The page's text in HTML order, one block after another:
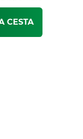
CESTA